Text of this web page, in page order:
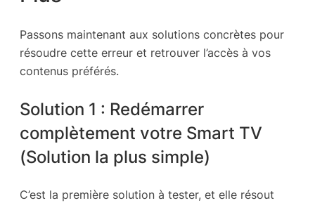
Passons maintenant aux solutions concrètes pour
résoudre cette erreur et retrouver l’accès à vos
contenus préférés.
Solution 1 : Redémarrer
complètement votre Smart TV
(Solution la plus simple)
C’est la première solution à tester, et elle résout